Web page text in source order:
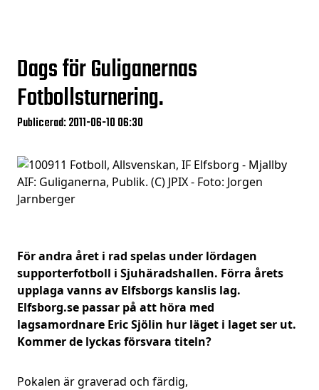
Dags för Guliganernas
Fotbollsturnering.
Publicerad: 2011-06-10 06:30
För andra året i rad spelas under lördagen
supporterfotboll i Sjuhäradshallen. Förra årets
upplaga vanns av Elfsborgs kanslis lag.
Elfsborg.se passar på att höra med
lagsamordnare Eric Sjölin hur läget i laget ser ut.
Kommer de lyckas försvara titeln?
Pokalen är graverad och färdig,